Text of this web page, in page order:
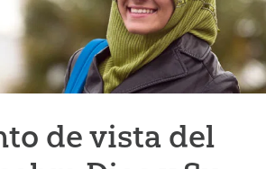
de vista del